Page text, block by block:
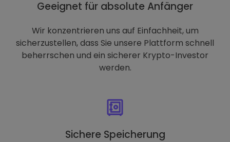
Geeignet für absolute Anfänger
Wir konzentrieren uns auf Einfachheit, um
sicherzustellen, dass Sie unsere Plattform schnell
beherrschen und ein sicherer Krypto-Investor
werden.
Sichere Speicherung